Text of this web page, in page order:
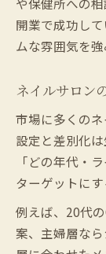
開業で成功し
ムな雰囲気を
ネイルサロン
市場に多くの
設定と差別化
「どの年代・
ターゲットにす
例えば、20代
案、主婦層な